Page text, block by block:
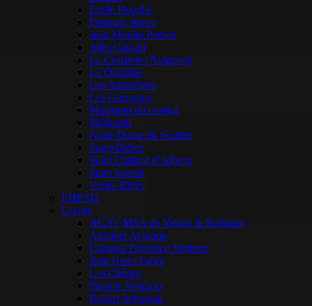
Emile Bouche
François Jouve
Jean Moulin Pernes
Jules Cassini
La Croisière (Avignon)
La Quintine
Les Amandiers
Les Garrigues
Malemort du comtat
Méthamis
Notre Dame du Sourire
Saint-Didier
Saint Christol d’Albion
Saint Joseph
Vertes Rives
EHPAD
Lycées
ACAF MSA de Vaison la Romaine
Aubanel Avignon
Campus Provence Ventoux
Jean Henri Fabre
Les Chênes
Pasteur Avignon
Robert Schuman